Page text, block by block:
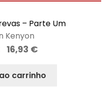
– Parte Um
Kenyon
16,93 €
carrinho